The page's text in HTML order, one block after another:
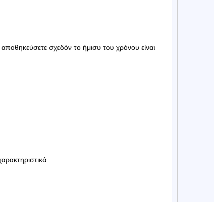
σχεδόν το ήμισυ του χρόνου είναι